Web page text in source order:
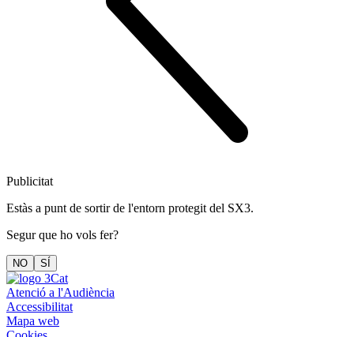
Publicitat
Estàs a punt de sortir de l'entorn protegit del SX3.
Segur que ho vols fer?
NO SÍ
Atenció a l'Audiència
Accessibilitat
Mapa web